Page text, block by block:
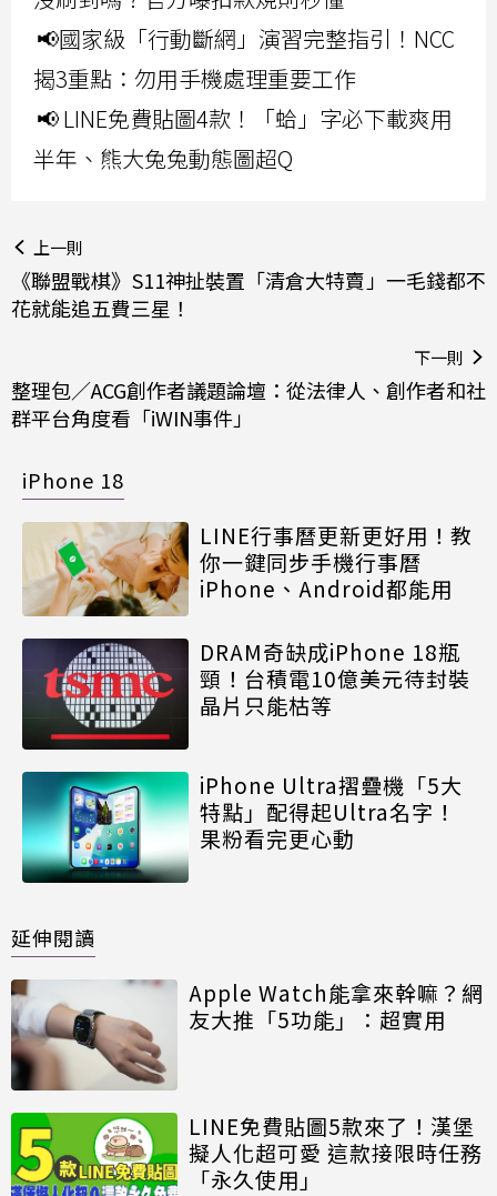
📢國家級「行動斷網」演習完整指引！NCC
揭3重點：勿用手機處理重要工作
📢 LINE免費貼圖4款！「蛤」字必下載爽用
半年、熊大兔兔動態圖超Q
上一則
《聯盟戰棋》S11神扯裝置「清倉大特賣」一毛錢都不
花就能追五費三星！
下一則
整理包／ACG創作者議題論壇：從法律人、創作者和社
群平台角度看「iWIN事件」
iPhone 18
LINE行事曆更新更好用！教
你一鍵同步手機行事曆
iPhone、Android都能用
DRAM奇缺成iPhone 18瓶
頸！台積電10億美元待封裝
晶片只能枯等
iPhone Ultra摺疊機「5大
特點」配得起Ultra名字！
果粉看完更心動
延伸閱讀
Apple Watch能拿來幹嘛？網
友大推「5功能」：超實用
LINE免費貼圖5款來了！漢堡
擬人化超可愛 這款接限時任務
「永久使用」